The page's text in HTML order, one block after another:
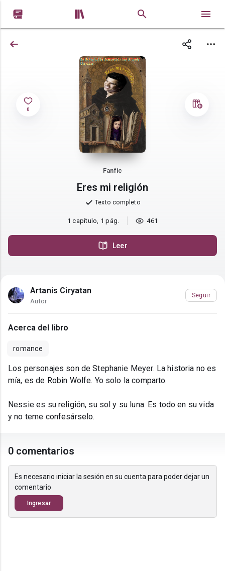
 
0
Fanfic
Eres mi religión
Texto completo
1 capítulo, 1 pág. 461
Leer
Artanis Ciryatan
Autor
Seguir
Acerca del libro
romance
Los personajes son de Stephanie Meyer. La historia no es
mía, es de Robin Wolfe. Yo solo la comparto.
Nessie es su religión, su sol y su luna. Es todo en su vida
y no teme confesárselo.
0 comentarios
Es necesario iniciar la sesión en su cuenta para poder dejar un
comentario
Ingresar